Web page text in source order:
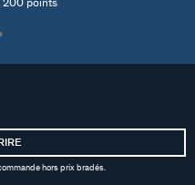
200 points
hors prix bradés.